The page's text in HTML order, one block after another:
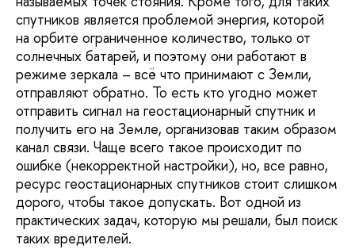
спутников является проблемой энергия, которой
на орбите ограниченное количество, только от
солнечных батарей, и поэтому они работают в
режиме зеркала – всё что принимают с Земли,
отправляют обратно. То есть кто угодно может
отправить сигнал на геостационарный спутник и
получить его на Земле, организовав таким образом
канал связи. Чаще всего такое происходит по
ошибке (некорректной настройки), но, все равно,
ресурс геостационарных спутников стоит слишком
дорого, чтобы такое допускать. Вот одной из
практических задач, которую мы решали, был поиск
таких вредителей.